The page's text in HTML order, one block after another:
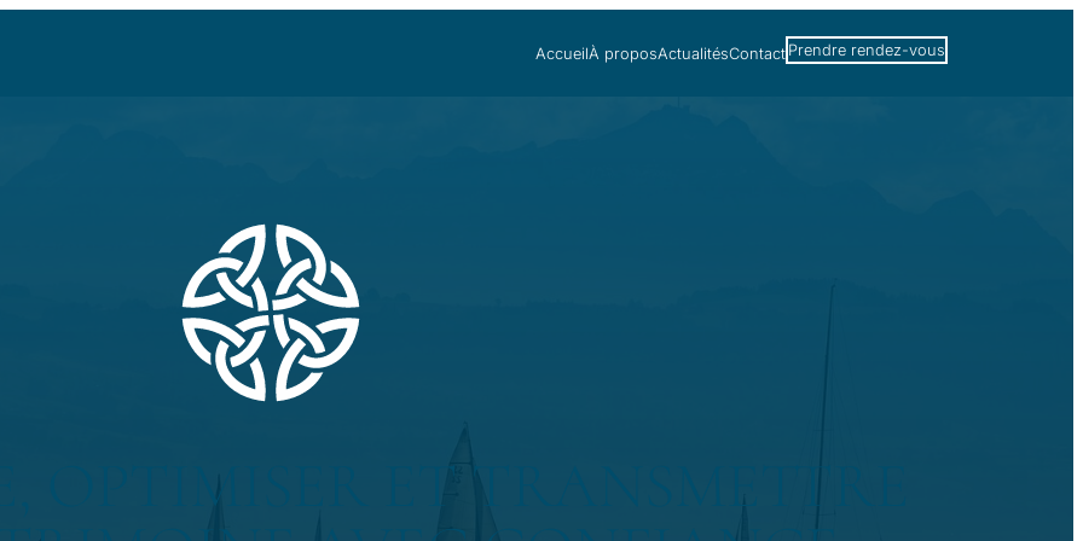
AccueilÀ proposActualitésContact Prendre rendez-vous
OPTIMISER ET TRANSMETTRE